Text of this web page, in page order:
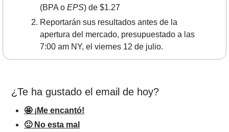
(BPA o EPS) de $1.27
Reportarán sus resultados antes de la
apertura del mercado, presupuestado a las
7:00 am NY, el viernes 12 de julio.
¿Te ha gustado el email de hoy?
🤩 ¡Me encantó!
🙂 No esta mal